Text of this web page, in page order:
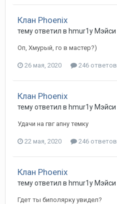
Клан Phoenix
тему ответил в hmur1y Мэйси
Оп, Хмурый, го в мастер?)
26 мая, 2020 246 ответов
Клан Phoenix
тему ответил в hmur1y Мэйси
Удачи на гвг апну темку
22 мая, 2020 246 ответов
Клан Phoenix
тему ответил в hmur1y Мэйси
Гдет ты биполярку увидел?